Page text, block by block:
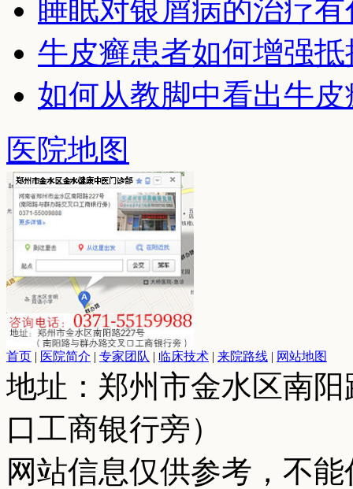
睡眠对银屑病的治疗
牛皮癣患者如何增强抵
如何从教脚中看出牛皮
医院地图
首页 | 医院简介 | 专家团队 | 临床技术 | 来院路线 | 网站地图
地址：郑州市金水区南
口工商银行旁）
网站信息仅供参考，不